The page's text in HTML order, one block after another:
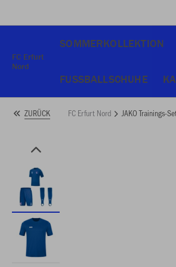
FC Erfurt
Nord
SOMMERKOLLEKTION
FUSSBALLSCHUHE
ZURÜCK FC Erfurt Nord JAKO Trainings-